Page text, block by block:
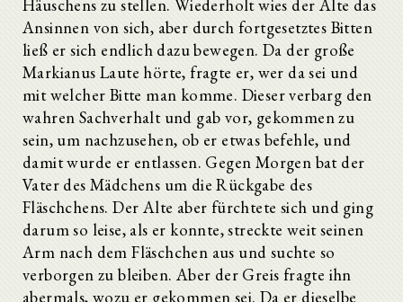
Häuschens zu stellen. Wiederholt wies der Alte das
Ansinnen von sich, aber durch fortgesetztes Bitten
ließ er sich endlich dazu bewegen. Da der große
Markianus Laute hörte, fragte er, wer da sei und
mit welcher Bitte man komme. Dieser verbarg den
wahren Sachverhalt und gab vor, gekommen zu
sein, um nachzusehen, ob er etwas befehle, und
damit wurde er entlassen. Gegen Morgen bat der
Vater des Mädchens um die Rückgabe des
Fläschchens. Der Alte aber fürchtete sich und ging
darum so leise, als er konnte, streckte weit seinen
Arm nach dem Fläschchen aus und suchte so
verborgen zu bleiben. Aber der Greis fragte ihn
abermals, wozu er gekommen sei. Da er dieselbe